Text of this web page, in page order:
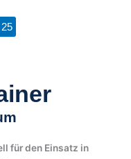
für den Einsatz in